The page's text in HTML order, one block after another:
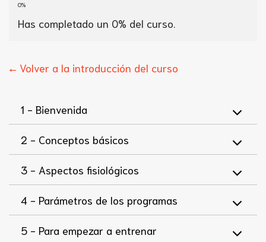
0%
Has completado un 0% del curso.
← Volver a la introducción del curso
1 - Bienvenida
2 - Conceptos básicos
3 - Aspectos fisiológicos
4 - Parámetros de los programas
5 - Para empezar a entrenar